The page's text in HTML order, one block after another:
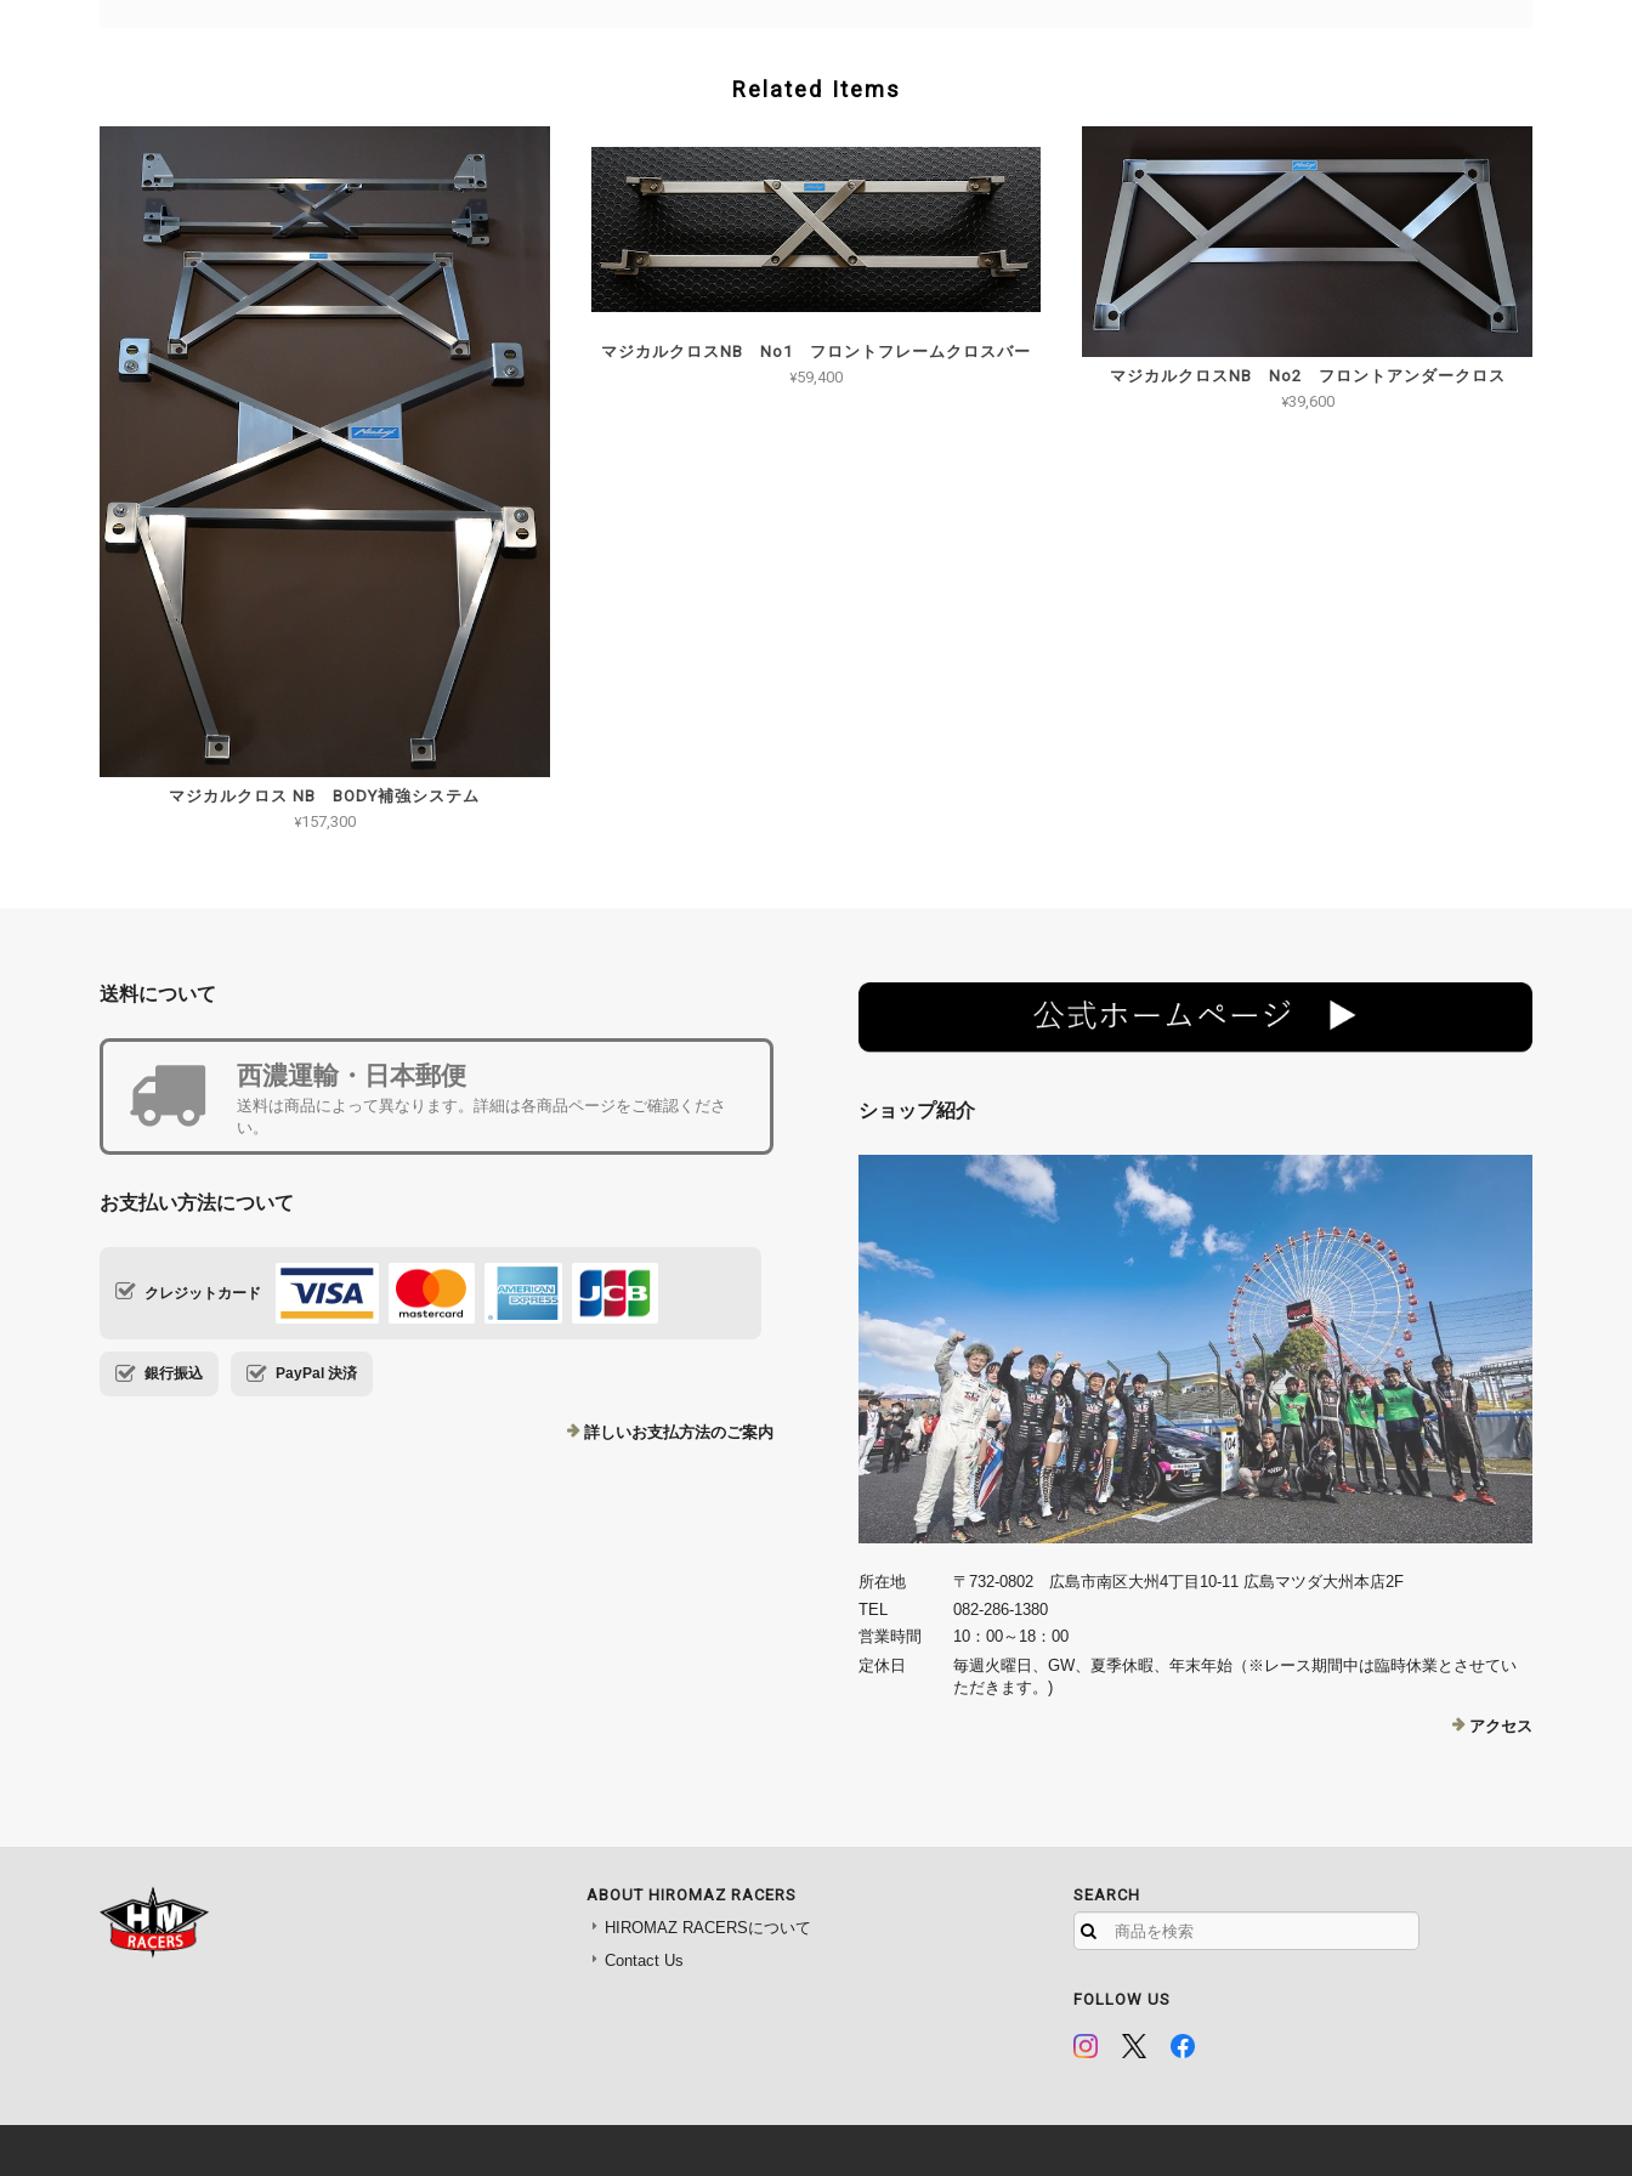
Related Items
マジカルクロス NB BODY補強システム
¥157,300
マジカルクロスNB No1 フロントフレームクロスバー
¥59,400
マジカルクロスNB No2 フロントアンダークロス
¥39,600
送料について
西濃運輸・日本郵便
送料は商品によって異なります。詳細は各商品ページをご確認くださ
い。
お支払い方法について
クレジットカード
銀行振込 PayPal 決済
詳しいお支払方法のご案内
ショップ紹介
所在地
〒732-0802 広島市南区大州4丁目10-11 広島マツダ大州本店2F
TEL
082-286-1380
営業時間
10：00～18：00
定休日
毎週火曜日、GW、夏季休暇、年末年始（※レース期間中は臨時休業とさせてい
ただきます。)
アクセス
ABOUT HIROMAZ RACERS
HIROMAZ RACERSについて
Contact Us
SEARCH
FOLLOW US